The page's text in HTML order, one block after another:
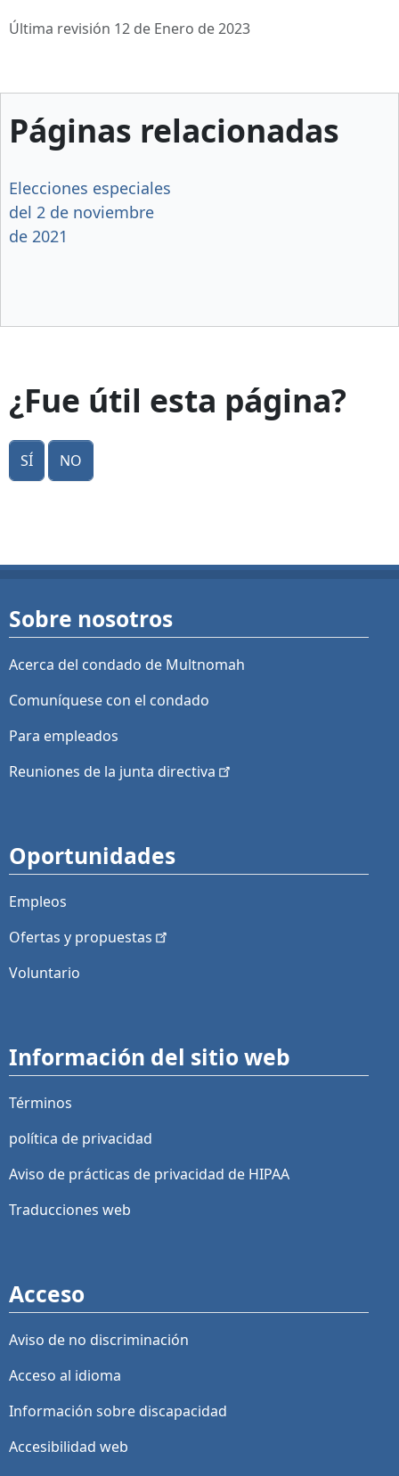
Última revisión 12 de Enero de 2023
Páginas relacionadas
Elecciones especiales
del 2 de noviembre
de 2021
¿Fue útil esta página?
Sí No
Sobre nosotros
Acerca del condado de Multnomah
Comuníquese con el condado
Para empleados
Reuniones de la junta directiva
Oportunidades
Empleos
Ofertas y propuestas
Voluntario
Información del sitio web
Términos
política de privacidad
Aviso de prácticas de privacidad de HIPAA
Traducciones web
Acceso
Aviso de no discriminación
Acceso al idioma
Información sobre discapacidad
Accesibilidad web